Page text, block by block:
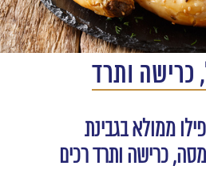
ותרד
ממולא בגבינת
כרישה ותרד רכים